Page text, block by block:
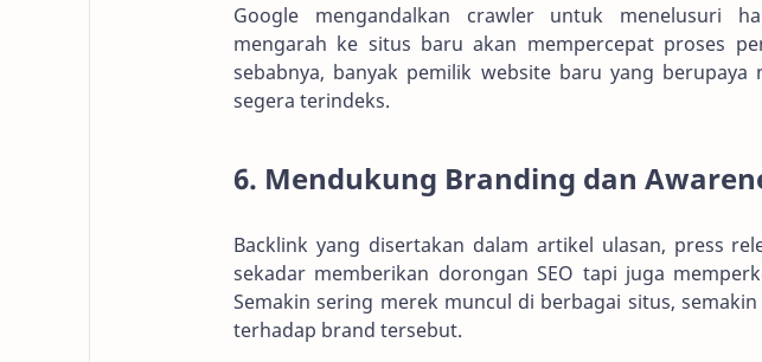
Google mengandalkan crawler untuk menelusuri
mengarah ke situs baru akan mempercepat proses
sebabnya, banyak pemilik website baru yang
segera terindeks.
6. Mendukung Branding dan
Backlink yang disertakan dalam artikel ulasan, press
sekadar memberikan dorongan SEO tapi juga
Semakin sering merek muncul di berbagai situs,
terhadap brand tersebut.